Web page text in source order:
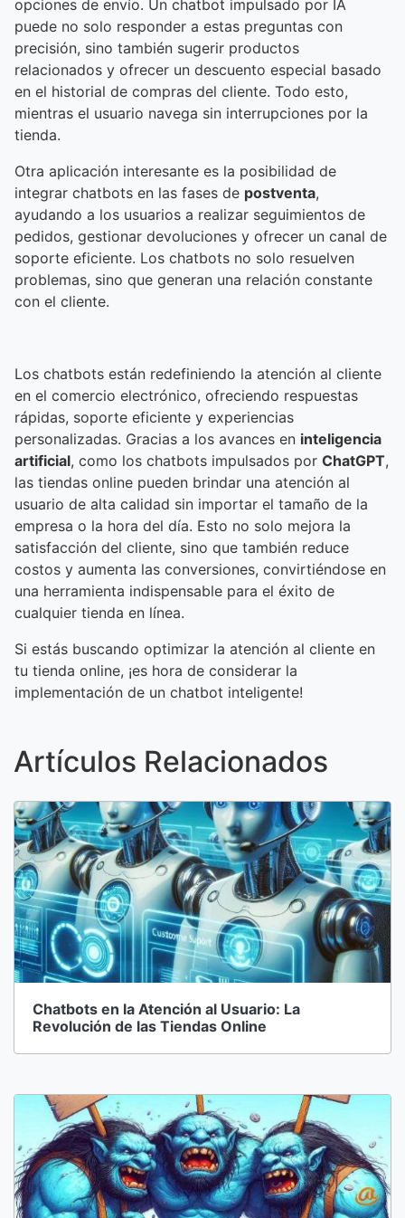
opciones de envío. Un chatbot impulsado por IA
puede no solo responder a estas preguntas con
precisión, sino también sugerir productos
relacionados y ofrecer un descuento especial basado
en el historial de compras del cliente. Todo esto,
mientras el usuario navega sin interrupciones por la
tienda.
Otra aplicación interesante es la posibilidad de
integrar chatbots en las fases de postventa,
ayudando a los usuarios a realizar seguimientos de
pedidos, gestionar devoluciones y ofrecer un canal de
soporte eficiente. Los chatbots no solo resuelven
problemas, sino que generan una relación constante
con el cliente.
Los chatbots están redefiniendo la atención al cliente
en el comercio electrónico, ofreciendo respuestas
rápidas, soporte eficiente y experiencias
personalizadas. Gracias a los avances en inteligencia
artificial, como los chatbots impulsados por ChatGPT,
las tiendas online pueden brindar una atención al
usuario de alta calidad sin importar el tamaño de la
empresa o la hora del día. Esto no solo mejora la
satisfacción del cliente, sino que también reduce
costos y aumenta las conversiones, convirtiéndose en
una herramienta indispensable para el éxito de
cualquier tienda en línea.
Si estás buscando optimizar la atención al cliente en
tu tienda online, ¡es hora de considerar la
implementación de un chatbot inteligente!
Artículos Relacionados
Chatbots en la Atención al Usuario: La
Revolución de las Tiendas Online